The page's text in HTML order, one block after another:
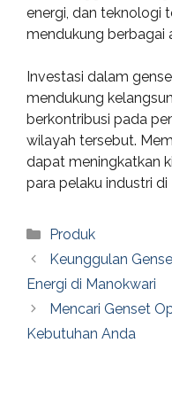
energi, dan teknologi
mendukung berbagai
Investasi dalam
mendukung
berkontribusi pada
wilayah tersebut.
dapat meningkatkan
para pelaku industri
Categories
Produk
Keunggulan
Energi di Manokwari
Mencari Genset
Kebutuhan Anda